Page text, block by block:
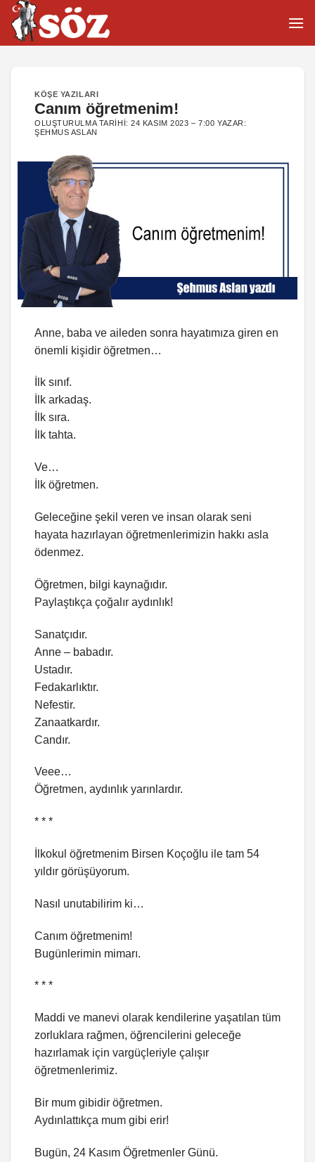
İçeriğe
atla
KÖŞE YAZILARI
Canım öğretmenim!
OLUŞTURULMA TARIHI:24 KASIM 2023 – 7:00 YAZAR:
ŞEHMUS ASLAN
Anne, baba ve aileden sonra hayatımıza giren en
önemli kişidir öğretmen…
İlk sınıf.
İlk arkadaş.
İlk sıra.
İlk tahta.
Ve…
İlk öğretmen.
Geleceğine şekil veren ve insan olarak seni
hayata hazırlayan öğretmenlerimizin hakkı asla
ödenmez.
Öğretmen, bilgi kaynağıdır.
Paylaştıkça çoğalır aydınlık!
Sanatçıdır.
Anne – babadır.
Ustadır.
Fedakarlıktır.
Nefestir.
Zanaatkardır.
Candır.
Veee…
Öğretmen, aydınlık yarınlardır.
* * *
İlkokul öğretmenim Birsen Koçoğlu ile tam 54
yıldır görüşüyorum.
Nasıl unutabilirim ki…
Canım öğretmenim!
Bugünlerimin mimarı.
* * *
Maddi ve manevi olarak kendilerine yaşatılan tüm
zorluklara rağmen, öğrencilerini geleceğe
hazırlamak için vargüçleriyle çalışır
öğretmenlerimiz.
Bir mum gibidir öğretmen.
Aydınlattıkça mum gibi erir!
Bugün, 24 Kasım Öğretmenler Günü.